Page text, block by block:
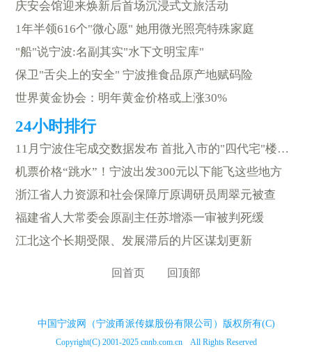
庆安会馆迎来焕新后首场沉浸式文旅活动
1年半领616个"微心愿" 她用微光照亮特殊家庭
"船"说宁波:名副其实"水下文明宝库"
保卫"舌尖上的安全" 宁波推食品原产地赋码险
世界黄金协会：明年黄金价格或上涨30%
11月宁波住宅成交数据发布 首批入市的"四代宅"楼盘成为亮点
机票价格“跳水”！宁波出发300元以下能飞这些地方
浙江省人力资源和社会保障厅原调研员周翠元被查
福建省人大常委会原副主任苏增添一审被判死缓
江北这个长期受限、发展滞后的片区谋划更新
回首页 回顶部
中国宁波网（宁波甬派传媒股份有限公司）版权所有(C)
Copyright(C) 2001-2025 cnnb.com.cn All Rights Reserved